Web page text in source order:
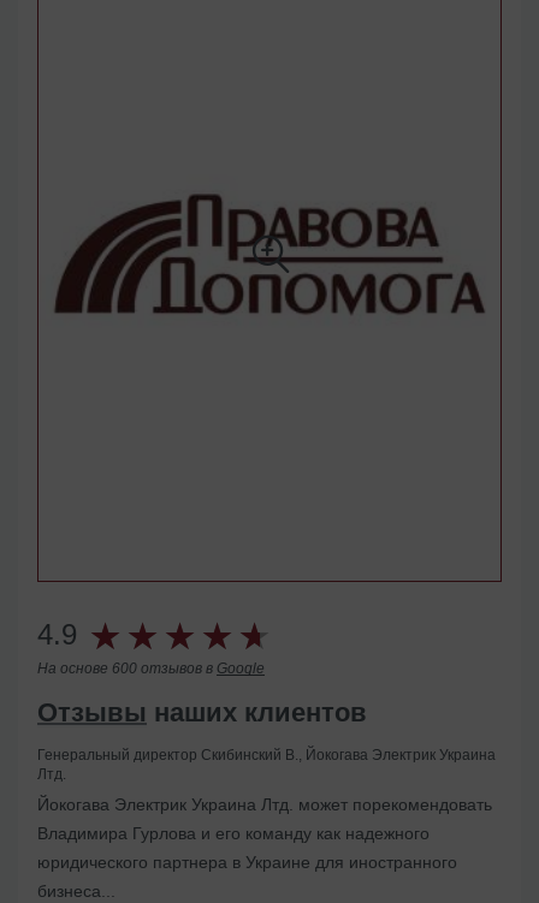
4.9
На основе 600 отзывов в Google
Отзывы наших клиентов
Генеральный директор Скибинский В., Йокогава Электрик Украина
Лтд.
Йокогава Электрик Украина Лтд. может порекомендовать
Владимира Гурлова и его команду как надежного
юридического партнера в Украине для иностранного
бизнеса...
Помогли с ликвидацией иностранного представительства
в Украине